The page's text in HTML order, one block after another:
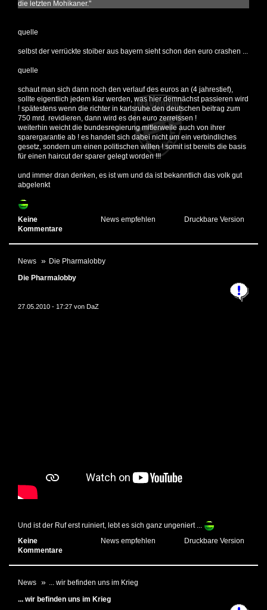
die letzten Mohikaner."
quelle
selbst der verrückte stoiber aus bayern sieht schon den euro crashen ...
quelle
schaut man sich dann noch den verlauf des euros an (4 jahrestief),
sollte eigentlich jedem klar werden, was hier demnächst passieren wird
! spätestens wenn die richter in karlsruhe den deutschen beitrag zum
750 mrd. revidieren, dann wird es den euro zerreissen !
weiterhin weicht die bundesregierung mitlerweile auch von ihrer
sparergarantie ab ! es handelt sich dabei nicht um ein verbindliches
gesetz, sondern um einen politischen willen ! somit ist bereits die basis
für einen haircut der sparer gelegt worden !!!
und immer dran denken, es ist wm und da ist bekanntlich das volk gut
abgelenkt
Keine
Kommentare
News empfehlen Druckbare Version
News
Die Pharmalobby
Die Pharmalobby
27.05.2010 - 17:27 von DaZ
Und ist der Ruf erst ruiniert, lebt es sich ganz ungeniert ...
Keine
Kommentare
News empfehlen Druckbare Version
News
... wir befinden uns im Krieg
... wir befinden uns im Krieg